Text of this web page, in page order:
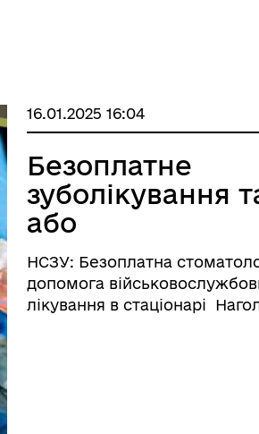
16.01.2025 16:04
Безоплатне
зуболікування
або
для захисників
захисниць!
НСЗУ: Безоплатна
допомога
лікування в стаціонарі